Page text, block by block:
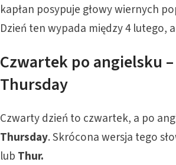
kapłan posypuje głowy wiernych
Dzień ten wypada między 4 lutego,
Czwartek po angielsku –
Thursday
Czwarty dzień to czwartek, a po
Thursday. Skrócona wersja tego
lub Thur.